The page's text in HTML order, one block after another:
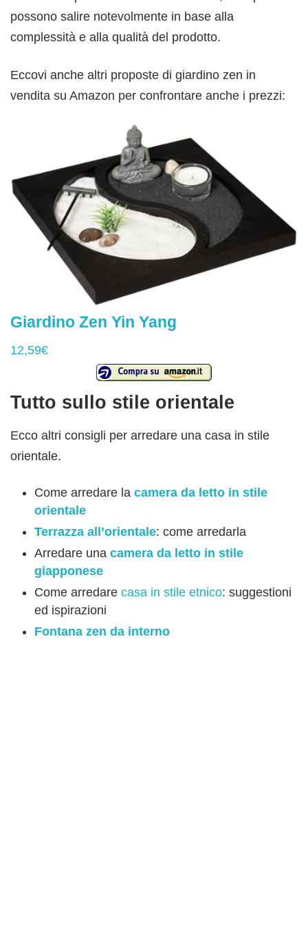
possono salire notevolmente in base alla
complessità e alla qualità del prodotto.
Eccovi anche altri proposte di giardino zen in
vendita su Amazon per confrontare anche i prezzi:
Giardino Zen Yin Yang
12,59€
Tutto sullo stile orientale
Ecco altri consigli per arredare una casa in stile
orientale.
Come arredare la camera da letto in stile
orientale
Terrazza all’orientale: come arredarla
Arredare una camera da letto in stile
giapponese
Come arredare casa in stile etnico: suggestioni
ed ispirazioni
Fontana zen da interno